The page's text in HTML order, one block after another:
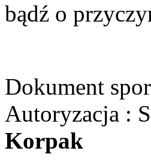
bądź o
Dokument
Autoryzacja :
Korpak